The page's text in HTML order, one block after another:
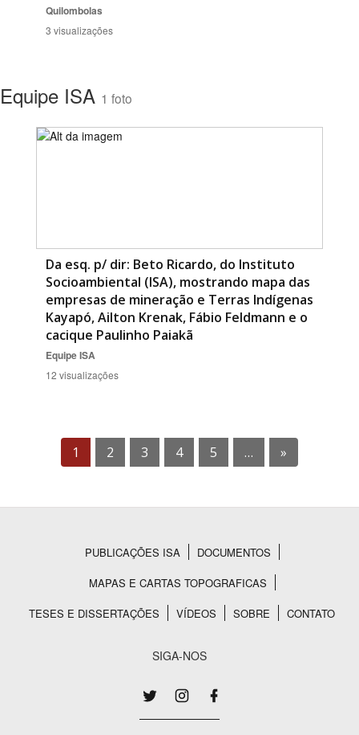
Quilombolas
3 visualizações
Equipe ISA 1 foto
Da esq. p/ dir: Beto Ricardo, do Instituto
Socioambiental (ISA), mostrando mapa das
empresas de mineração e Terras Indígenas
Kayapó, Ailton Krenak, Fábio Feldmann e o
cacique Paulinho Paiakã
Equipe ISA
12 visualizações
1 2 3 4 5 … »
Rodapé
PUBLICAÇÕES ISA
DOCUMENTOS
MAPAS E CARTAS TOPOGRAFICAS
TESES E DISSERTAÇÕES
VÍDEOS SOBRE CONTATO
SIGA-NOS